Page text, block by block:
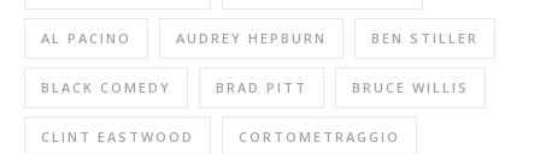
AL PACINO AUDREY HEPBURN BEN STILLER
BLACK COMEDY BRAD PITT BRUCE WILLIS
CLINT EASTWOOD CORTOMETRAGGIO